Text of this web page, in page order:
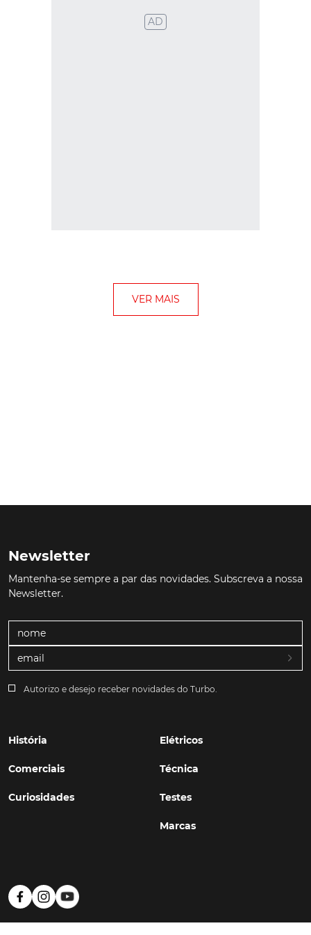
Newsletter
Mantenha-se sempre a par das novidades. Subscreva a nossa
Newsletter.
Autorizo e desejo receber novidades do Turbo.
História
Comerciais
Curiosidades
Elétricos
Técnica
Testes
Marcas